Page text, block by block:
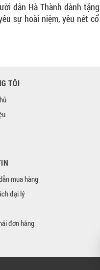
dân Hà Thành dành tặng
sự hoài niệm, yêu nét cổ
TÔI
mua hàng
đại lý
đơn hàng